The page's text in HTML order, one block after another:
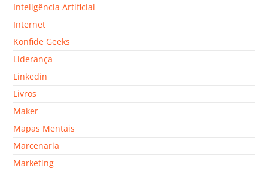
Inteligência Artificial
Internet
Konfide Geeks
Liderança
Linkedin
Livros
Maker
Mapas Mentais
Marcenaria
Marketing